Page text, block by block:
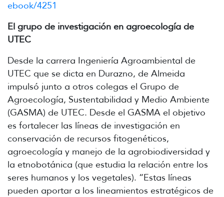
ebook/4251
El grupo de investigación en agroecología de
UTEC
Desde la carrera Ingeniería Agroambiental de
UTEC que se dicta en Durazno, de Almeida
impulsó junto a otros colegas el Grupo de
Agroecología, Sustentabilidad y Medio Ambiente
(GASMA) de UTEC. Desde el GASMA el objetivo
es fortalecer las líneas de investigación en
conservación de recursos fitogenéticos,
agroecología y manejo de la agrobiodiversidad y
la etnobotánica (que estudia la relación entre los
seres humanos y los vegetales). “Estas líneas
pueden aportar a los lineamientos estratégicos de